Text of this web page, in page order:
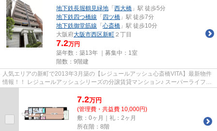
地下鉄長堀鶴見緑地 「 西大橋 」駅 徒歩5分
地下鉄四つ橋線 「 四ツ橋 」駅 徒歩7分
地下鉄御堂筋線 「 心斎橋 」駅 徒歩10分
大阪府大阪市西区新町 ２丁目
7.2万円
築年数：築13年 ｜募集中： 1室
階数：9階建
人気エリアの新町で2013年3月築の【レジュールアッシュ心斎橋VITA】最新物件
情報！！ レジュールアッシュシリーズの分譲賃貸マンション♪ スーパーライフが
7.2万円
(管理費・共益費 10,000円)
敷：0ヶ月｜礼：2ヶ月
所在階：8階